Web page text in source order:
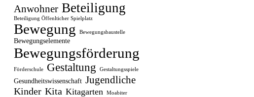
Anwohner Beteiligung
Beteiligung Öffenlticher Spielplatz
Bewegung Bewegungsbaustelle
Bewegungselemente
Bewegungsförderung
Förderschule Gestaltung Gestaltungsspiele
Gesundheitswissenschaft Jugendliche
Kinder Kita Kitagarten
Moabiter